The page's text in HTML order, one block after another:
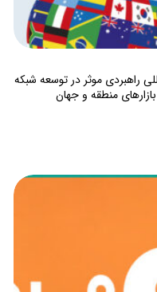
راهبردی موثر در توسعه شبکه
منطقه و جهان